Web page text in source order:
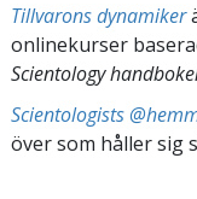
Tillvarons dynamiker
onlinekurser
Scientology
Scientologists
över som håller sig